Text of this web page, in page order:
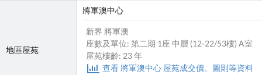
地區屋苑
將軍澳中心
新界 將軍澳
座數及單位: 第二期 1座 中層 (12-22/53樓) A室
屋苑樓齡: 23 年
查看 將軍澳中心 屋苑成交價、圖則等資料